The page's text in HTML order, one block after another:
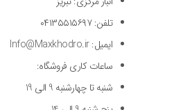
تلفن: ۰۴۱۳۵۵۱۵۶۹۷
ایمیل: Info@Maxkhodro.ir
ساعات کاری فروشگاه:
شنبه تا چهارشنبه 9 الی 19